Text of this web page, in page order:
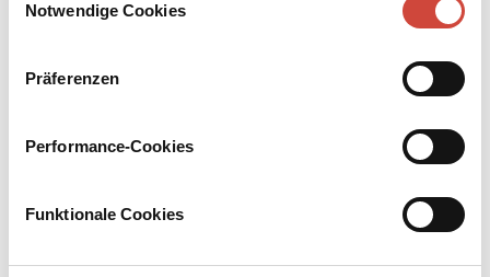
Notwendige Cookies
Präferenzen
Performance-Cookies
Funktionale Cookies
Die letzte Stimme
Nachdem sie nur knapp einem Anschlag auf ihr Leben entgangen
Unfalltod ablehnen. Doch dann stirbt eine weitere Frau unter
beunruhigend ähnlichen Umständen, und der kompromisslosen